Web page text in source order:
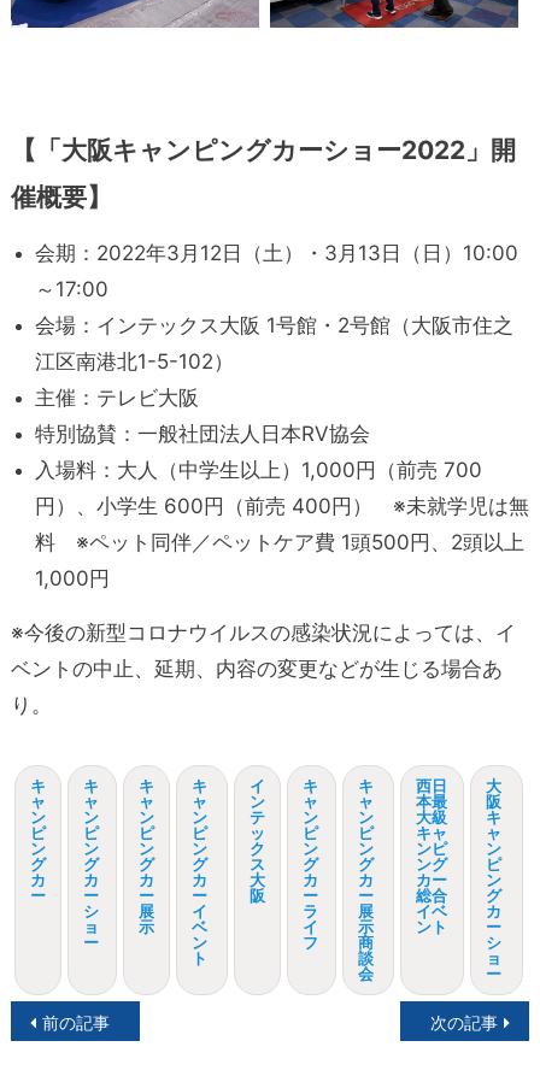
【「大阪キャンピングカーショー2022」開
催概要】
会期：2022年3月12日（土）・3月13日（日）10:00
～17:00
会場：インテックス大阪 1号館・2号館（大阪市住之
江区南港北1-5-102）
主催：テレビ大阪
特別協賛：一般社団法人日本RV協会
入場料：大人（中学生以上）1,000円（前売 700
円）、小学生 600円（前売 400円） ※未就学児は無
料 ※ペット同伴／ペットケア費 1頭500円、2頭以上
1,000円
※今後の新型コロナウイルスの感染状況によっては、イ
ベントの中止、延期、内容の変更などが生じる場合あ
り。
キ
ャ
ン
ピ
ン
グ
カ
ー
キ
ャ
ン
ピ
ン
グ
カ
ー
シ
ョ
ー
キ
ャ
ン
ピ
ン
グ
カ
ー
展
示
キ
ャ
ン
ピ
ン
グ
カ
ー
イ
ベ
ン
ト
イ
ン
テ
ッ
ク
ス
大
阪
キ
ャ
ン
ピ
ン
グ
カ
ー
ラ
イ
フ
キ
ャ
ン
ピ
ン
グ
カ
ー
展
示
商
談
会
西日
本最
大級
キャ
ンピ
ング
カー
総合
イベ
ント
大
阪
キ
ャ
ン
ピ
ン
グ
カ
ー
シ
ョ
ー
投前の記事 次の記事